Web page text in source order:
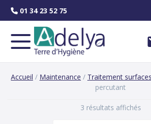
01 34 23 52 75
Accueil / Maintenance / Traitement
percutant
3 résultats affichés